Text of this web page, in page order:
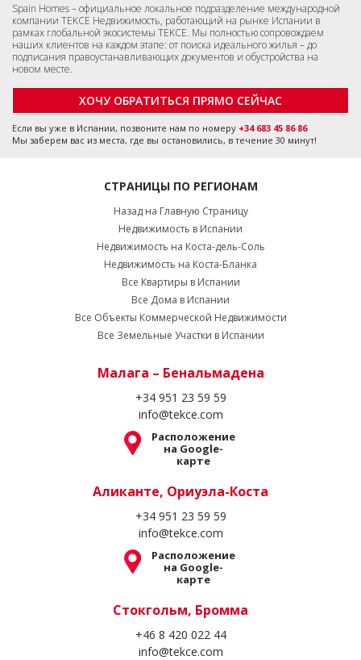
Spain Homes – официальное локальное подразделение международной
компании TEKCE Недвижимость, работающий на рынке Испании в
рамках глобальной экосистемы TEKCE. Мы полностью сопровождаем
наших клиентов на каждом этапе: от поиска идеального жилья – до
подписания правоустанавливающих документов и обустройства на
новом месте.
ХОЧУ ОБРАТИТЬСЯ ПРЯМО СЕЙЧАС
Если вы уже в Испании, позвоните нам по номеру +34 683 45 86 86
Мы заберем вас из места, где вы остановились, в течение 30 минут!
СТРАНИЦЫ ПО РЕГИОНАМ
Назад на Главную Страницу
Недвижимость в Испании
Недвижимость на Коста-дель-Соль
Недвижимость на Коста-Бланка
Все Квартиры в Испании
Все Дома в Испании
Все Объекты Коммерческой Недвижимости
Все Земельные Участки в Испании
Малага – Бенальмадена
+34 951 23 59 59
info@tekce.com
Расположение
на Google-
карте
Аликанте, Ориуэла-Коста
+34 951 23 59 59
info@tekce.com
Расположение
на Google-
карте
Стокгольм, Бромма
+46 8 420 022 44
info@tekce.com